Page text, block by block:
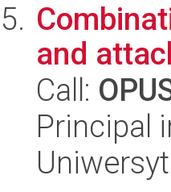
and
Call:
Principal